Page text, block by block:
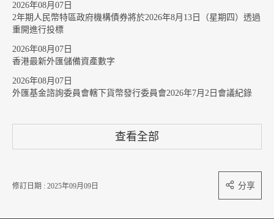
2026年08月07日
2年期人民幣特區政府機構債券將於2026年8月13日（星期四）透過
重開進行投標
2026年08月07日
香港最新外匯儲備資產數字
2026年08月07日
外匯基金諮詢委員會轄下貨幣發行委員會2026年7月2日會議紀錄
查看全部
修訂日期 : 2025年09月09日 分享